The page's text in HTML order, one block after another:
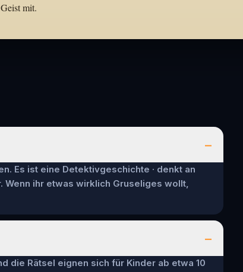
mit.
–
Es ist eine Detektivgeschichte · denkt an
ihr etwas wirklich Gruseliges wollt,
–
die Rätsel eignen sich für Kinder ab etwa 10